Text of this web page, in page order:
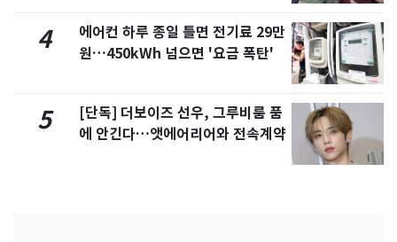
4
에어컨 하루 종일 틀면 전기료 29만
원…450kWh 넘으면 '요금 폭탄'
5
[단독] 더보이즈 선우, 그루비룸 품
에 안긴다…앳에어리어와 전속계약